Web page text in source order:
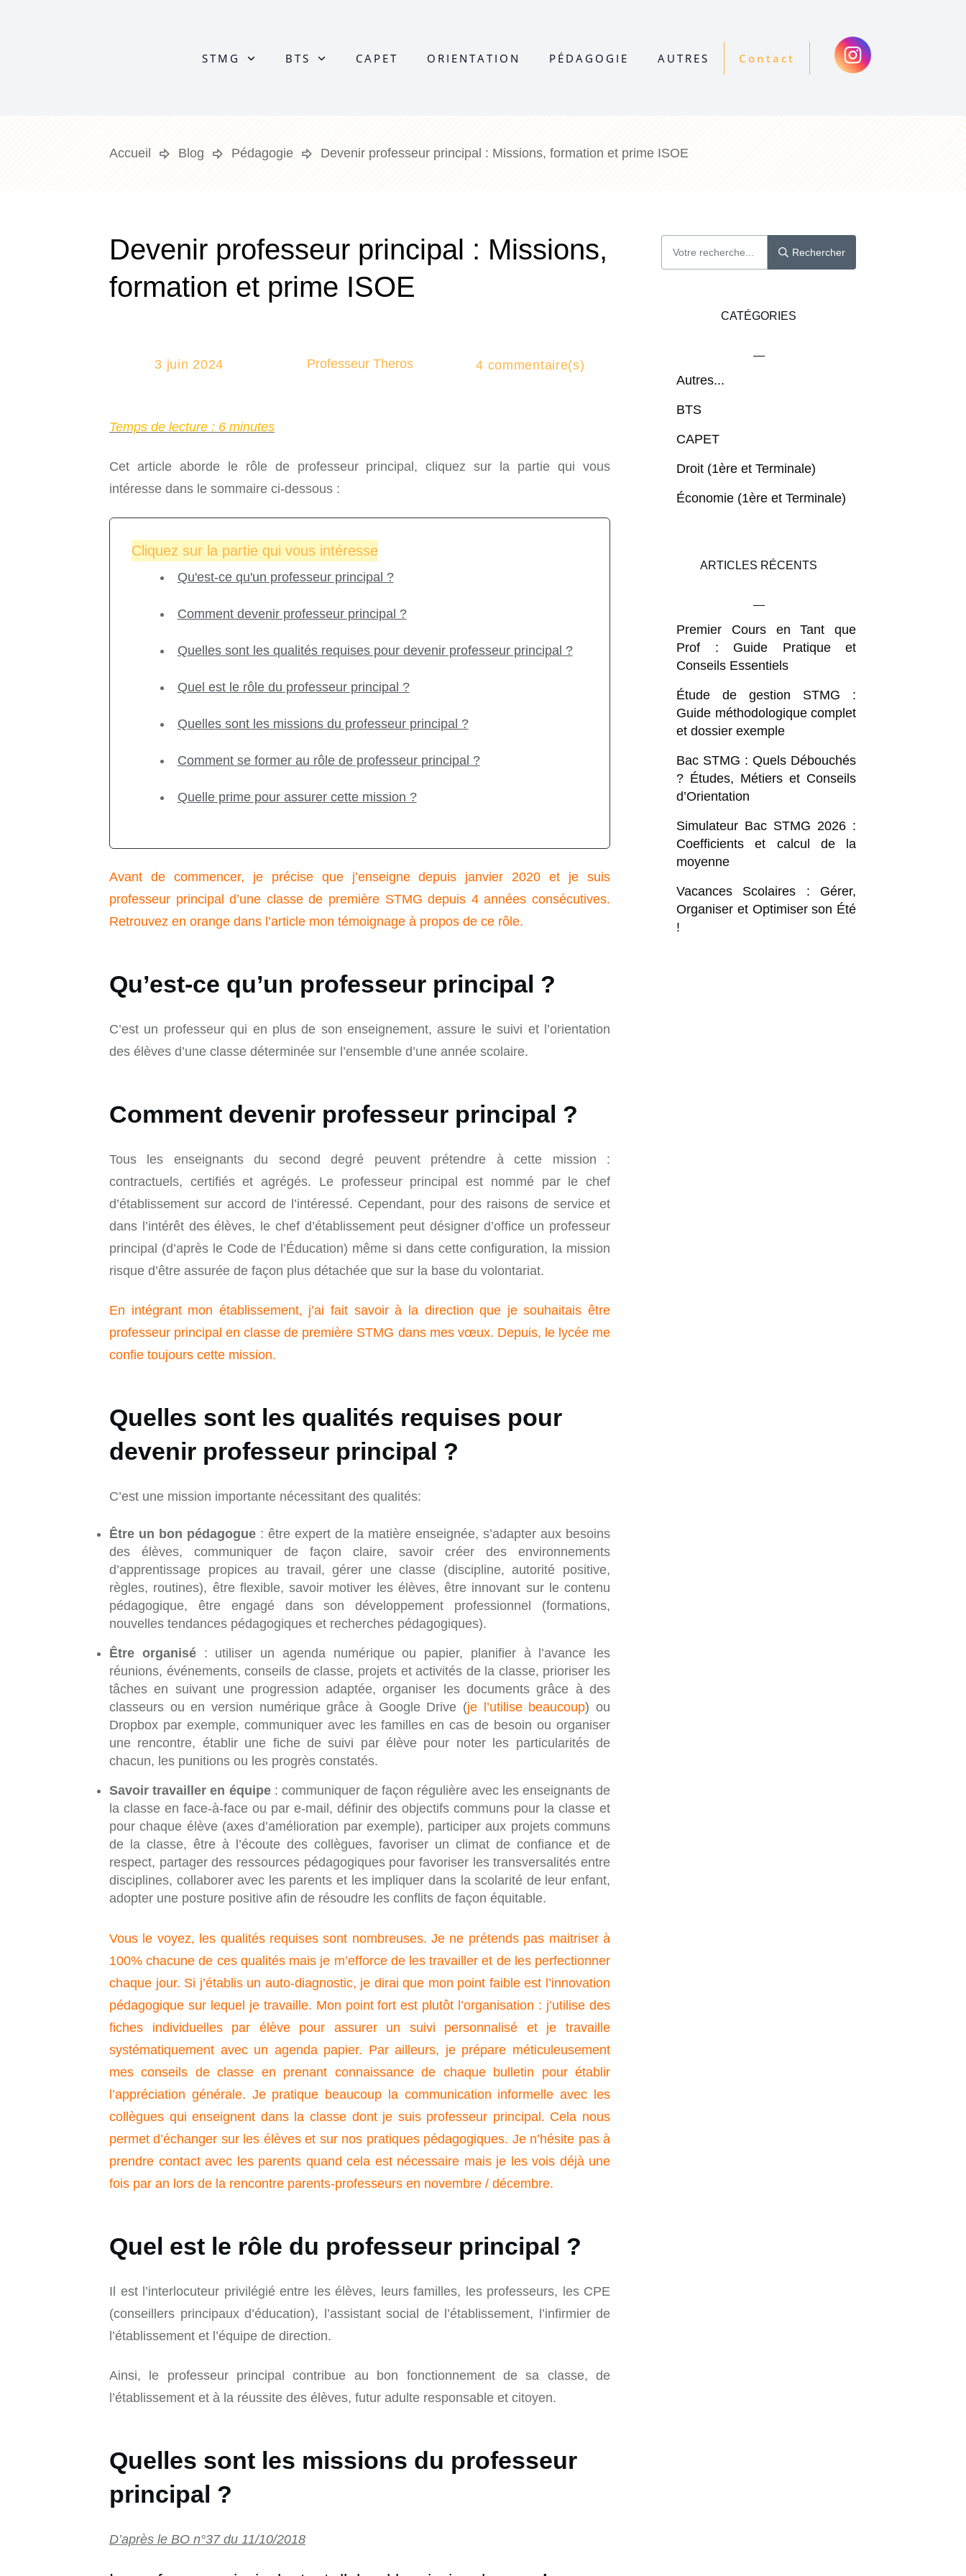
STMG BTS CAPET ORIENTATION PÉDAGOGIE AUTRES Contact
Accueil Blog Pédagogie Devenir professeur principal : Missions, formation et prime ISOE
Devenir professeur principal : Missions,
formation et prime ISOE
3 juin 2024 Professeur Theros 4 commentaire(s)
Temps de lecture : 6 minutes
Cet article aborde le rôle de professeur principal, cliquez sur la partie qui vous
intéresse dans le sommaire ci-dessous :
Cliquez sur la partie qui vous intéresse
Qu'est-ce qu'un professeur principal ?
Comment devenir professeur principal ?
Quelles sont les qualités requises pour devenir professeur principal ?
Quel est le rôle du professeur principal ?
Quelles sont les missions du professeur principal ?
Comment se former au rôle de professeur principal ?
Quelle prime pour assurer cette mission ?
Avant de commencer, je précise que j’enseigne depuis janvier 2020 et je suis
professeur principal d’une classe de première STMG depuis 4 années consécutives.
Retrouvez en orange dans l’article mon témoignage à propos de ce rôle.
Qu’est-ce qu’un professeur principal ?
C’est un professeur qui en plus de son enseignement, assure le suivi et l’orientation
des élèves d’une classe déterminée sur l’ensemble d’une année scolaire.
Comment devenir professeur principal ?
Tous les enseignants du second degré peuvent prétendre à cette mission :
contractuels, certifiés et agrégés. Le professeur principal est nommé par le chef
d’établissement sur accord de l’intéressé. Cependant, pour des raisons de service et
dans l’intérêt des élèves, le chef d’établissement peut désigner d’office un professeur
principal (d’après le Code de l’Éducation) même si dans cette configuration, la mission
risque d’être assurée de façon plus détachée que sur la base du volontariat.
En intégrant mon établissement, j’ai fait savoir à la direction que je souhaitais être
professeur principal en classe de première STMG dans mes vœux. Depuis, le lycée me
confie toujours cette mission.
Quelles sont les qualités requises pour
devenir professeur principal ?
C’est une mission importante nécessitant des qualités:
Être un bon pédagogue : être expert de la matière enseignée, s’adapter aux besoins
des élèves, communiquer de façon claire, savoir créer des environnements
d’apprentissage propices au travail, gérer une classe (discipline, autorité positive,
règles, routines), être flexible, savoir motiver les élèves, être innovant sur le contenu
pédagogique, être engagé dans son développement professionnel (formations,
nouvelles tendances pédagogiques et recherches pédagogiques).
Être organisé: utiliser un agenda numérique ou papier, planifier à l’avance les
réunions, événements, conseils de classe, projets et activités de la classe, prioriser les
tâches en suivant une progression adaptée, organiser les documents grâce à des
classeurs ou en version numérique grâce à Google Drive (je l’utilise beaucoup) ou
Dropbox par exemple, communiquer avec les familles en cas de besoin ou organiser
une rencontre, établir une fiche de suivi par élève pour noter les particularités de
chacun, les punitions ou les progrès constatés.
Savoir travailler en équipe: communiquer de façon régulière avec les enseignants de
la classe en face-à-face ou par e-mail, définir des objectifs communs pour la classe et
pour chaque élève (axes d’amélioration par exemple), participer aux projets communs
de la classe, être à l’écoute des collègues, favoriser un climat de confiance et de
respect, partager des ressources pédagogiques pour favoriser les transversalités entre
disciplines, collaborer avec les parents et les impliquer dans la scolarité de leur enfant,
adopter une posture positive afin de résoudre les conflits de façon équitable.
Vous le voyez, les qualités requises sont nombreuses. Je ne prétends pas maitriser à
100% chacune de ces qualités mais je m’efforce de les travailler et de les perfectionner
chaque jour. Si j’établis un auto-diagnostic, je dirai que mon point faible est l’innovation
pédagogique sur lequel je travaille. Mon point fort est plutôt l’organisation : j’utilise des
fiches individuelles par élève pour assurer un suivi personnalisé et je travaille
systématiquement avec un agenda papier. Par ailleurs, je prépare méticuleusement
mes conseils de classe en prenant connaissance de chaque bulletin pour établir
l’appréciation générale. Je pratique beaucoup la communication informelle avec les
collègues qui enseignent dans la classe dont je suis professeur principal. Cela nous
permet d’échanger sur les élèves et sur nos pratiques pédagogiques. Je n’hésite pas à
prendre contact avec les parents quand cela est nécessaire mais je les vois déjà une
fois par an lors de la rencontre parents-professeurs en novembre / décembre.
Quel est le rôle du professeur principal ?
Il est l’interlocuteur privilégié entre les élèves, leurs familles, les professeurs, les CPE
(conseillers principaux d’éducation), l’assistant social de l’établissement, l’infirmier de
l’établissement et l’équipe de direction.
Ainsi, le professeur principal contribue au bon fonctionnement de sa classe, de
l’établissement et à la réussite des élèves, futur adulte responsable et citoyen.
Quelles sont les missions du professeur
principal ?
D’après le BO n°37 du 11/10/2018
Rechercher
CATÉGORIES
Autres...
BTS
CAPET
Droit (1ère et Terminale)
Économie (1ère et Terminale)
ARTICLES RÉCENTS
Premier Cours en Tant que
Prof : Guide Pratique et
Conseils Essentiels
Étude de gestion STMG :
Guide méthodologique complet
et dossier exemple
Bac STMG : Quels Débouchés
? Études, Métiers et Conseils
d’Orientation
Simulateur Bac STMG 2026 :
Coefficients et calcul de la
moyenne
Vacances Scolaires : Gérer,
Organiser et Optimiser son Été
!